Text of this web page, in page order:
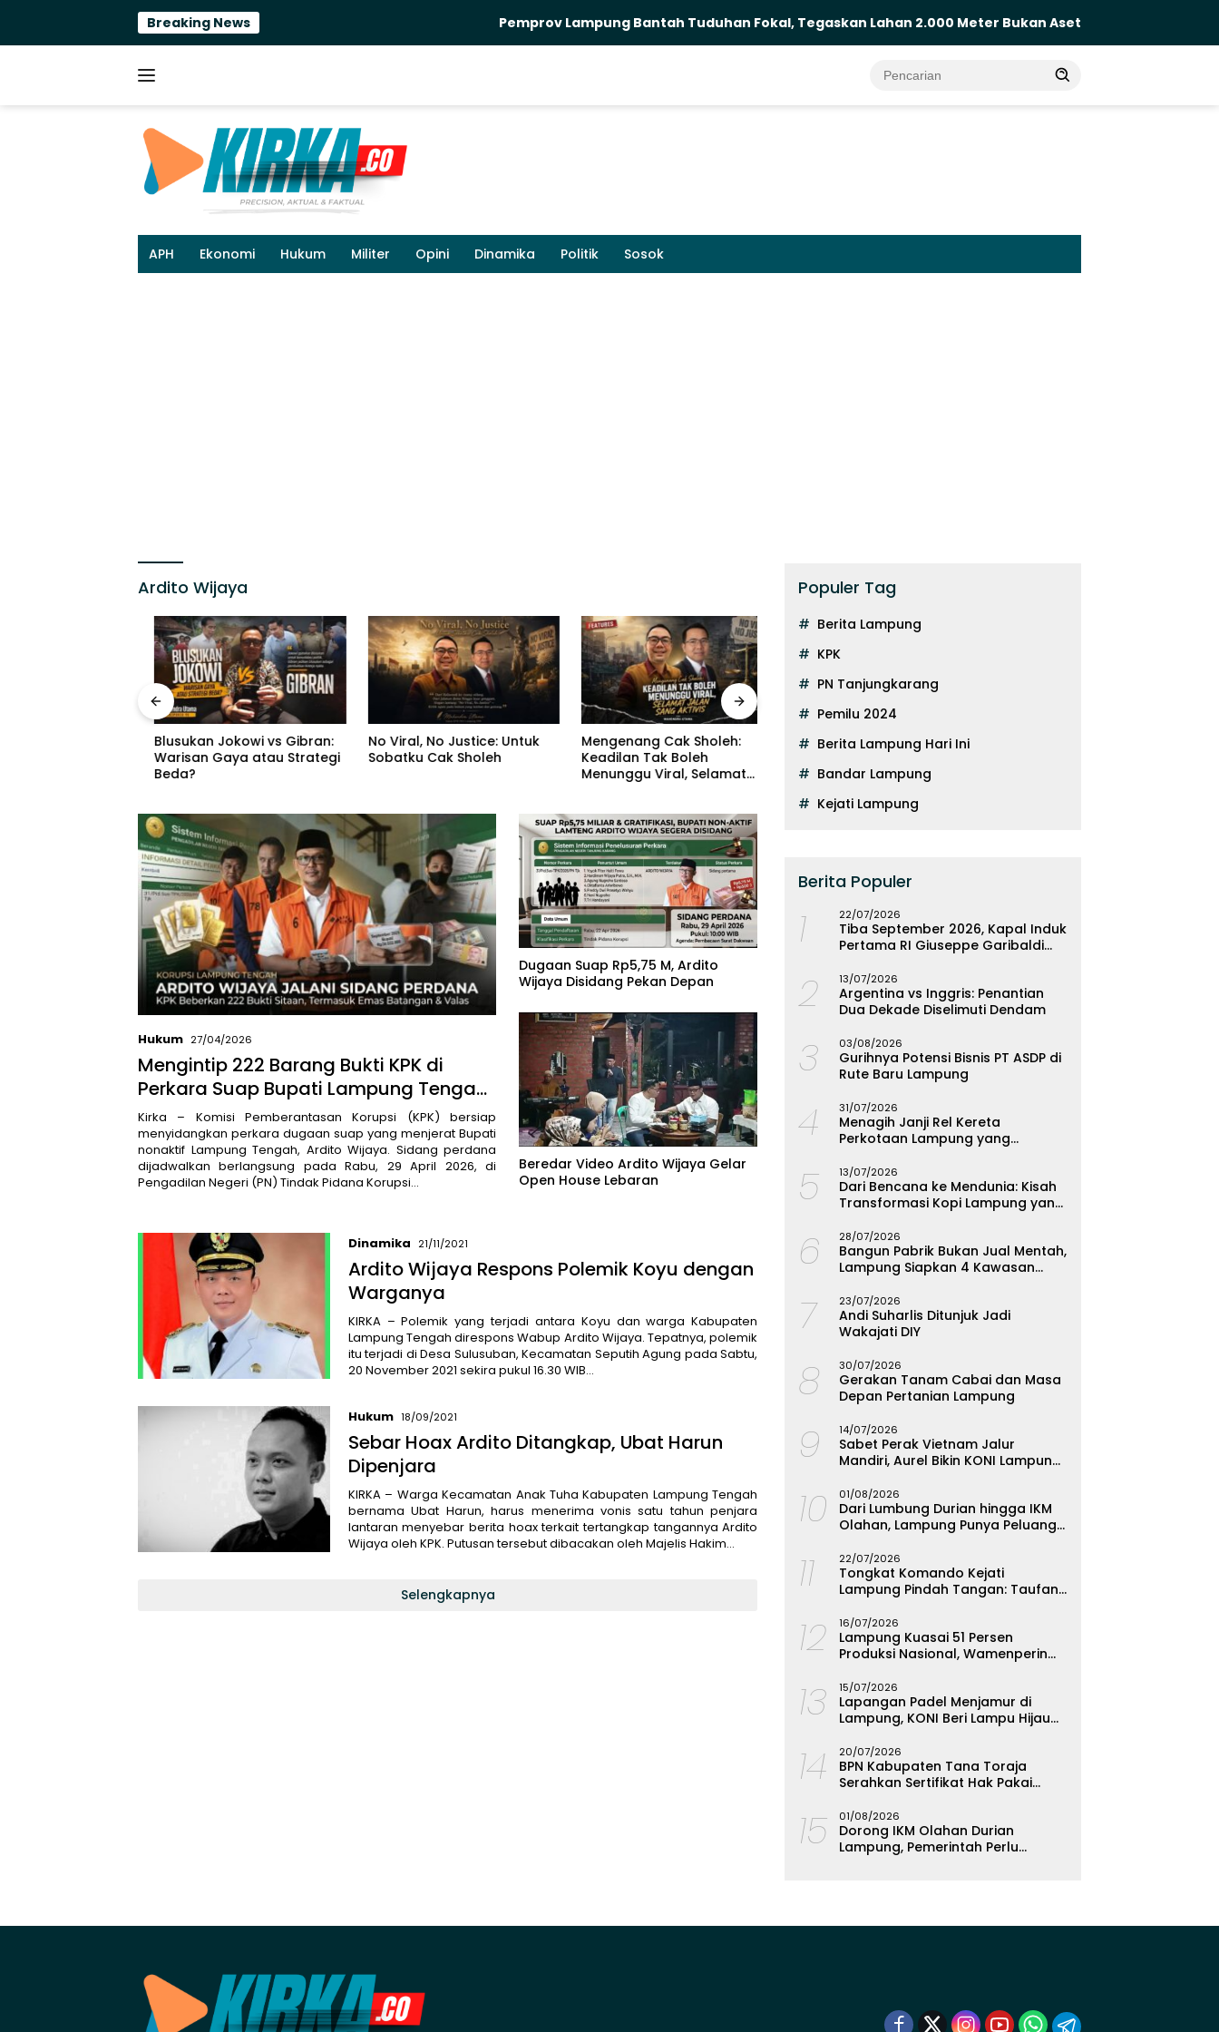
konten
Breaking News Pemprov Lampung Bantah Tuduhan Fokal, Tegaskan Lahan 2.000 Meter Bukan Aset Daerah
APH Ekonomi Hukum Militer Opini Dinamika Politik Sosok
Ardito Wijaya
Blusukan Jokowi vs Gibran:
Warisan Gaya atau Strategi
Beda?
No Viral, No Justice: Untuk
Sobatku Cak Sholeh
Mengenang Cak Sholeh:
Keadilan Tak Boleh
Menunggu Viral, Selamat
Krisis TKD 2026: 490 Daerah
Terancam, Desentralisasi
Fiskal di Ujung Tanduk
Hukum 27/04/2026
Mengintip 222 Barang Bukti KPK di
Perkara Suap Bupati Lampung Tengah
Ardito Wijaya
Kirka – Komisi Pemberantasan Korupsi (KPK) bersiap
menyidangkan perkara dugaan suap yang menjerat Bupati
nonaktif Lampung Tengah, Ardito Wijaya. Sidang perdana
dijadwalkan berlangsung pada Rabu, 29 April 2026, di
Pengadilan Negeri (PN) Tindak Pidana Korupsi…
Dugaan Suap Rp5,75 M, Ardito
Wijaya Disidang Pekan Depan
Beredar Video Ardito Wijaya Gelar
Open House Lebaran
Dinamika 21/11/2021
Ardito Wijaya Respons Polemik Koyu dengan
Warganya
KIRKA – Polemik yang terjadi antara Koyu dan warga Kabupaten
Lampung Tengah direspons Wabup Ardito Wijaya. Tepatnya, polemik
itu terjadi di Desa Sulusuban, Kecamatan Seputih Agung pada Sabtu,
20 November 2021 sekira pukul 16.30 WIB…
Hukum 18/09/2021
Sebar Hoax Ardito Ditangkap, Ubat Harun
Dipenjara
KIRKA – Warga Kecamatan Anak Tuha Kabupaten Lampung Tengah
bernama Ubat Harun, harus menerima vonis satu tahun penjara
lantaran menyebar berita hoax terkait tertangkap tangannya Ardito
Wijaya oleh KPK. Putusan tersebut dibacakan oleh Majelis Hakim…
Selengkapnya
Populer Tag
Berita Lampung
KPK
PN Tanjungkarang
Pemilu 2024
Berita Lampung Hari Ini
Bandar Lampung
Kejati Lampung
Berita Populer
1 22/07/2026
Tiba September 2026, Kapal Induk
Pertama RI Giuseppe Garibaldi
2 13/07/2026
Argentina vs Inggris: Penantian
Dua Dekade Diselimuti Dendam
3 03/08/2026
Gurihnya Potensi Bisnis PT ASDP di
Rute Baru Lampung
4 31/07/2026
Menagih Janji Rel Kereta
Perkotaan Lampung yang
5 13/07/2026
Dari Bencana ke Mendunia: Kisah
Transformasi Kopi Lampung yang
6 28/07/2026
Bangun Pabrik Bukan Jual Mentah,
Lampung Siapkan 4 Kawasan
7 23/07/2026
Andi Suharlis Ditunjuk Jadi
Wakajati DIY
8 30/07/2026
Gerakan Tanam Cabai dan Masa
Depan Pertanian Lampung
9 14/07/2026
Sabet Perak Vietnam Jalur
Mandiri, Aurel Bikin KONI Lampung
10 01/08/2026
Dari Lumbung Durian hingga IKM
Olahan, Lampung Punya Peluang
11 22/07/2026
Tongkat Komando Kejati
Lampung Pindah Tangan: Taufan
Wakajati
12 16/07/2026
Lampung Kuasai 51 Persen
Produksi Nasional, Wamenperin
Olahan Singkong
13 15/07/2026
Lapangan Padel Menjamur di
Lampung, KONI Beri Lampu Hijau
14 20/07/2026
BPN Kabupaten Tana Toraja
Serahkan Sertifikat Hak Pakai
15 01/08/2026
Dorong IKM Olahan Durian
Lampung, Pemerintah Perlu